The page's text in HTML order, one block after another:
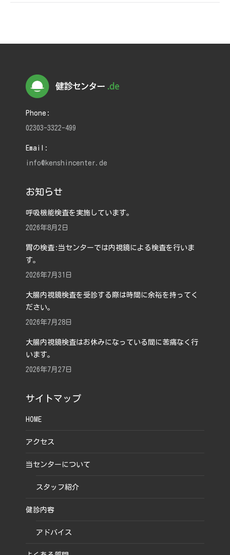
Phone:
02303-3322-499
Email:
info@kenshincenter.de
お知らせ
呼吸機能検査を実施しています。
2026年8月2日
胃の検査:当センターでは内視鏡による検査を行いま
す。
2026年7月31日
大腸内視鏡検査を受診する際は時間に余裕を持ってく
ださい。
2026年7月28日
大腸内視鏡検査はお休みになっている間に苦痛なく行
います。
2026年7月27日
サイトマップ
HOME
アクセス
当センターについて
スタッフ紹介
健診内容
アドバイス